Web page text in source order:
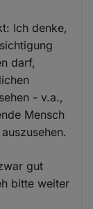
Ich denke,
darf,
- v.a.,
Mensch
gut
bitte weiter